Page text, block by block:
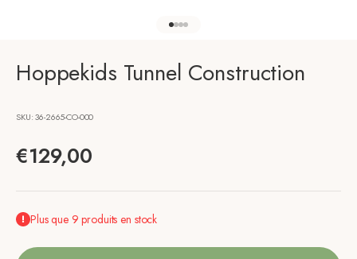
Aller à l'élément 1
Aller à l'élément 2
Aller à l'élément 3
Aller à l'élément 4
Hoppekids Tunnel Construction
SKU: 36-2665-CO-000
Prix de vente
€129,00
Plus que 9 produits en stock